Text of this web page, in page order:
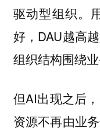
驱动型组织。
好，DAU越高
组织结构围绕业
但AI出现之后
资源不再由业